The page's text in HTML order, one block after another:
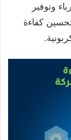
وتوفير
كفاءة